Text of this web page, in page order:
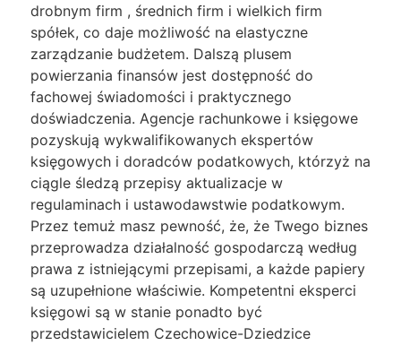
drobnym firm , średnich firm i wielkich firm
spółek, co daje możliwość na elastyczne
zarządzanie budżetem. Dalszą plusem
powierzania finansów jest dostępność do
fachowej świadomości i praktycznego
doświadczenia. Agencje rachunkowe i księgowe
pozyskują wykwalifikowanych ekspertów
księgowych i doradców podatkowych, którzyż na
ciągle śledzą przepisy aktualizacje w
regulaminach i ustawodawstwie podatkowym.
Przez temuż masz pewność, że, że Twego biznes
przeprowadza działalność gospodarczą według
prawa z istniejącymi przepisami, a każde papiery
są uzupełnione właściwie. Kompetentni eksperci
księgowi są w stanie ponadto być
przedstawicielem Czechowice-Dziedzice